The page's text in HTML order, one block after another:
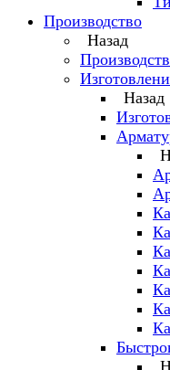
Производство
Назад
Назад